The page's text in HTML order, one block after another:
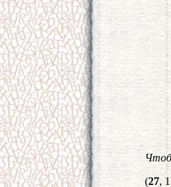
(27,